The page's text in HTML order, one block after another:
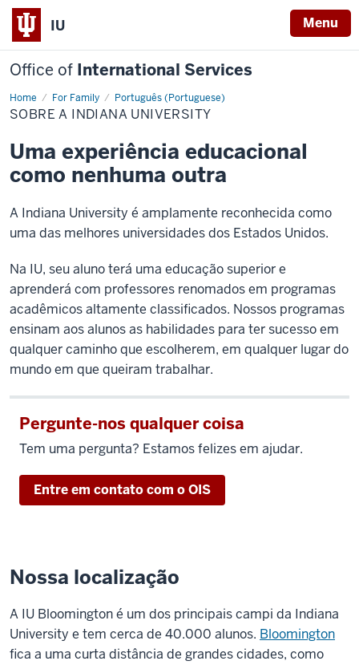
IU Menu
Office of International Services
Home For Family Português (Portuguese)
Sobre
a
Indiana
SOBRE A INDIANA UNIVERSITY
Uma experiência educacional
como nenhuma outra
A Indiana University é amplamente reconhecida como
uma das melhores universidades dos Estados Unidos.
Na IU, seu aluno terá uma educação superior e
aprenderá com professores renomados em programas
acadêmicos altamente classificados. Nossos programas
ensinam aos alunos as habilidades para ter sucesso em
qualquer caminho que escolherem, em qualquer lugar do
mundo em que queiram trabalhar.
Pergunte-nos qualquer coisa
Tem uma pergunta? Estamos felizes em ajudar.
Entre em contato com o OIS
Nossa localização
A IU Bloomington é um dos principais campi da Indiana
University e tem cerca de 40.000 alunos. Bloomington
fica a uma curta distância de grandes cidades, como